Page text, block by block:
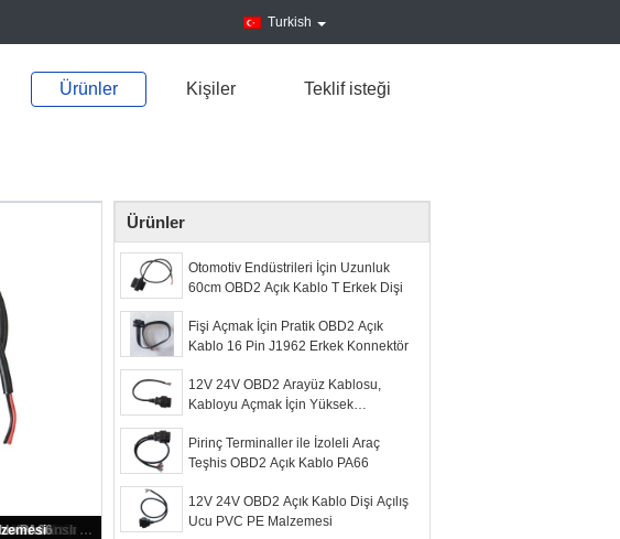
Turkish
Ürünler Kişiler Teklif isteği
Erkek Dişi
Konnektör 12V 24V OBD2 Arayüz Kablosu, Kabloyu Açmak İçin Yüksek Performanslı Dişi
PA66
Ürünler
Otomotiv Endüstrileri İçin Uzunluk
60cm OBD2 Açık Kablo T Erkek Dişi
Fişi Açmak İçin Pratik OBD2 Açık
Kablo 16 Pin J1962 Erkek Konnektör
12V 24V OBD2 Arayüz Kablosu,
Kabloyu Açmak İçin Yüksek
Pirinç Terminaller ile İzoleli Araç
Teşhis OBD2 Açık Kablo PA66
12V 24V OBD2 Açık Kablo Dişi Açılış
Ucu PVC PE Malzemesi